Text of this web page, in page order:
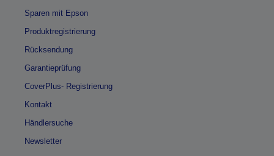
Sparen mit Epson
Produktregistrierung
Rücksendung
Garantieprüfung
CoverPlus- Registrierung
Kontakt
Händlersuche
Newsletter